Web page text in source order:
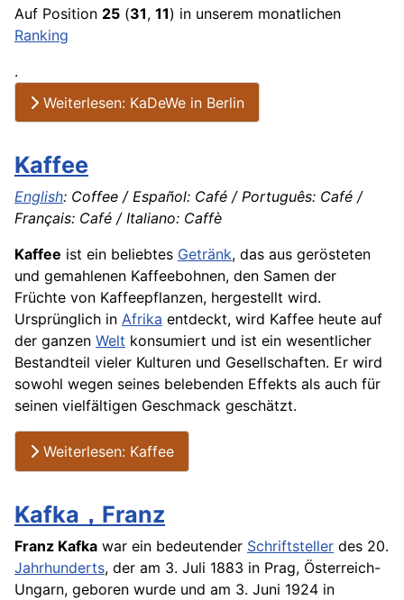
Auf Position 25 (31, 11) in unserem monatlichen
Ranking
.
Weiterlesen: KaDeWe in Berlin
Kaffee
English: Coffee / Español: Café / Português: Café /
Français: Café / Italiano: Caffè
Kaffee ist ein beliebtes Getränk, das aus gerösteten
und gemahlenen Kaffeebohnen, den Samen der
Früchte von Kaffeepflanzen, hergestellt wird.
Ursprünglich in Afrika entdeckt, wird Kaffee heute auf
der ganzen Welt konsumiert und ist ein wesentlicher
Bestandteil vieler Kulturen und Gesellschaften. Er wird
sowohl wegen seines belebenden Effekts als auch für
seinen vielfältigen Geschmack geschätzt.
Weiterlesen: Kaffee
Kafka，Franz
Franz Kafka war ein bedeutender Schriftsteller des 20.
Jahrhunderts, der am 3. Juli 1883 in Prag, Österreich-
Ungarn, geboren wurde und am 3. Juni 1924 in